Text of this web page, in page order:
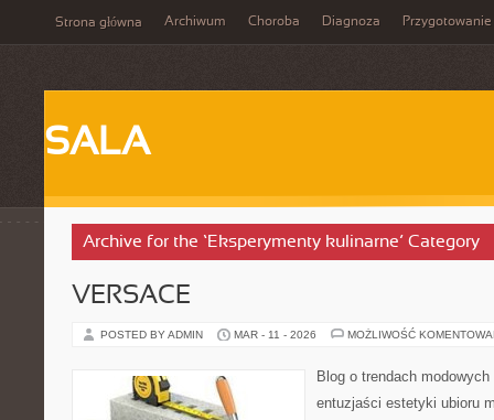
Strona główna Archiwum Choroba Diagnoza Przygotowanie
SALA
Archive for the ‘Eksperymenty kulinarne’ Category
VERSACE
POSTED BY ADMIN MAR - 11 - 2026 MOŻLIWOŚĆ
Blog o trendach
entuzjaści estetyki ubioru